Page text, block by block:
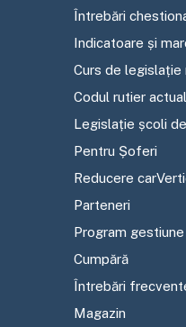
Întrebări
Indicatoare și
Curs de legislație
Codul rutier
Legislație școli
Pentru Șoferi
Reducere
Parteneri
Program
Cumpără
Întrebări
Magazin